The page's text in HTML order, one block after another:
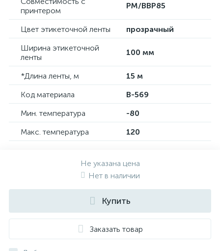
принтером
PM/BBP85
Цвет этикеточной ленты
прозрачный
Ширина этикеточной
ленты
100 мм
*Длина ленты, м
15 м
Код материала
B-569
Мин. температура
-80
Макс. температура
120
Не указана цена
Нет в наличии
Купить
Заказать товар